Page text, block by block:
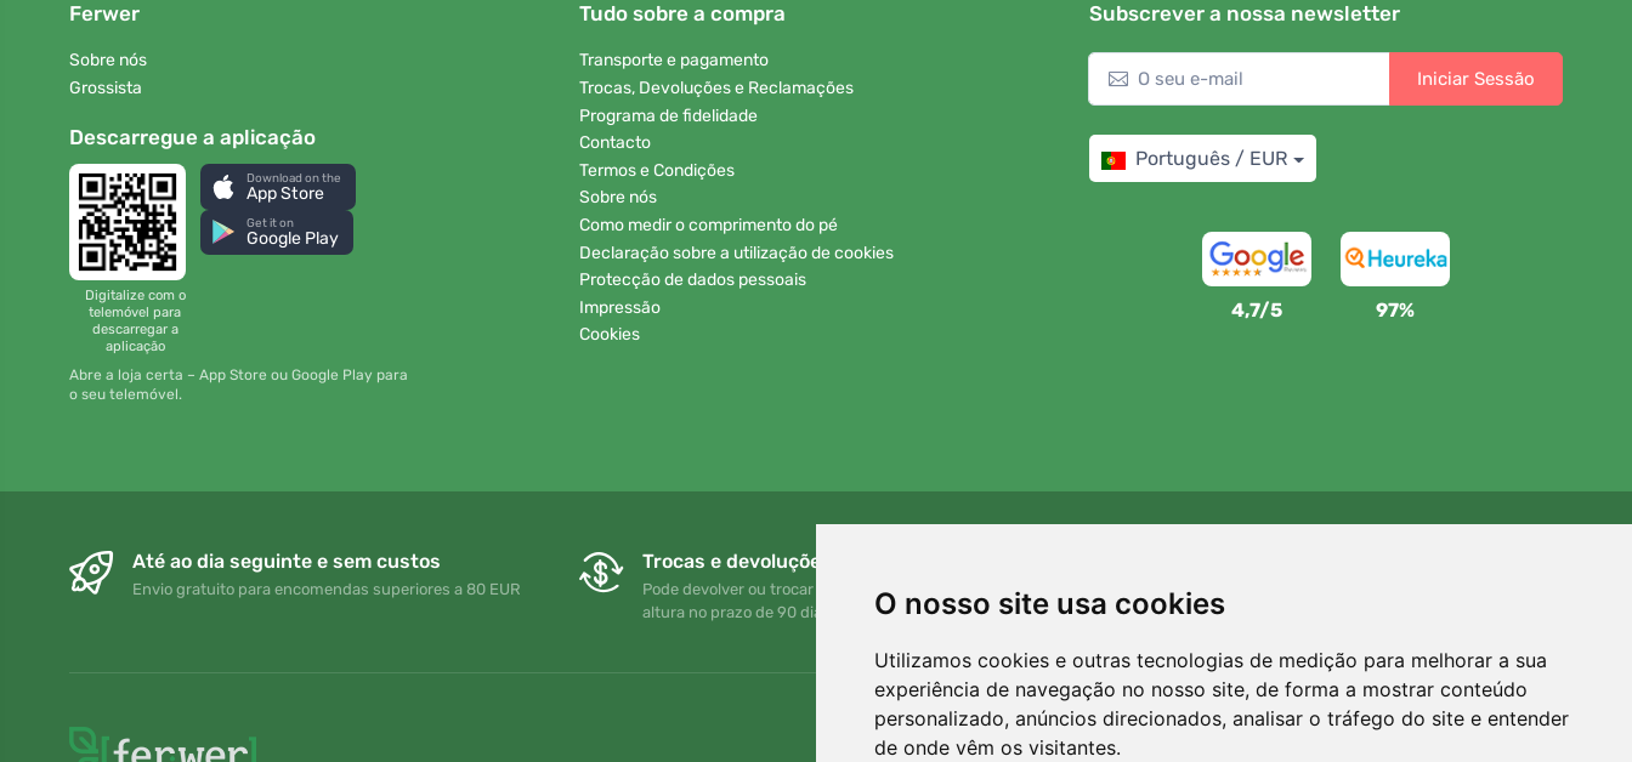
O nosso site usa cookies
Utilizamos cookies e outras tecnologias de medição para melhorar a sua
experiência de navegação no nosso site, de forma a mostrar conteúdo
personalizado, anúncios direcionados, analisar o tráfego do site e entender
de onde vêm os visitantes.
Ferwer
Sobre nós
Grossista
Descarregue a aplicação
Digitalize com o
telemóvel para
descarregar a
aplicação
Download on the
App Store
Get it on
Google Play
Abre a loja certa – App Store ou Google Play para
o seu telemóvel.
Tudo sobre a compra
Transporte e pagamento
Trocas, Devoluções e Reclamações
Programa de fidelidade
Contacto
Termos e Condições
Sobre nós
Como medir o comprimento do pé
Declaração sobre a utilização de cookies
Protecção de dados pessoais
Impressão
Cookies
Subscrever a nossa newsletter
Iniciar Sessão
Português / EUR
4,7/5 97%
Até ao dia seguinte e sem custos
Envio gratuito para encomendas superiores a 80 EUR
Trocas e devoluções gratuitas
Pode devolver ou trocar a sua encomenda em qualquer
altura no prazo de 90 dias
Para cada encomenda plantamos uma árvore! Leia mais
Sobre nós